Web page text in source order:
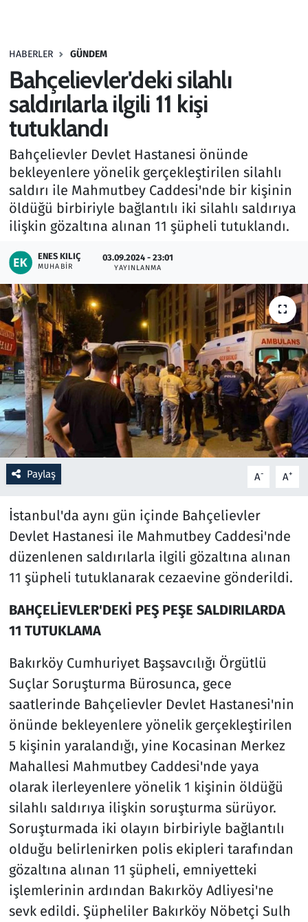
HABERLER GÜNDEM
Bahçelievler'deki silahlı
saldırılarla ilgili 11 kişi
tutuklandı
Bahçelievler Devlet Hastanesi önünde
bekleyenlere yönelik gerçekleştirilen silahlı
saldırı ile Mahmutbey Caddesi'nde bir kişinin
öldüğü birbiriyle bağlantılı iki silahlı saldırıya
ilişkin gözaltına alınan 11 şüpheli tutuklandı.
ENES KILIÇ
MUHABIR
03.09.2024 - 23:01
YAYINLANMA
Paylaş A- A+
İstanbul'da aynı gün içinde Bahçelievler
Devlet Hastanesi ile Mahmutbey Caddesi'nde
düzenlenen saldırılarla ilgili gözaltına alınan
11 şüpheli tutuklanarak cezaevine gönderildi.
BAHÇELİEVLER'DEKİ PEŞ PEŞE SALDIRILARDA
11 TUTUKLAMA
Bakırköy Cumhuriyet Başsavcılığı Örgütlü
Suçlar Soruşturma Bürosunca, gece
saatlerinde Bahçelievler Devlet Hastanesi'nin
önünde bekleyenlere yönelik gerçekleştirilen
5 kişinin yaralandığı, yine Kocasinan Merkez
Mahallesi Mahmutbey Caddesi'nde yaya
olarak ilerleyenlere yönelik 1 kişinin öldüğü
silahlı saldırıya ilişkin soruşturma sürüyor.
Soruşturmada iki olayın birbiriyle bağlantılı
olduğu belirlenirken polis ekipleri tarafından
gözaltına alınan 11 şüpheli, emniyetteki
işlemlerinin ardından Bakırköy Adliyesi'ne
sevk edildi. Şüpheliler Bakırköy Nöbetçi Sulh
Haber
Kültür Sanat
Kurumsal Haberler
Lezzet Durağı
Memur ve Kamu
Otomobil
Oyun
Ramazan
Resmi İlanlar
Rüya Tabirleri
Sağlık
Savunma Sanayi
Seçim 2023
Spor
Teknoloji ve Bilim
Televizyon